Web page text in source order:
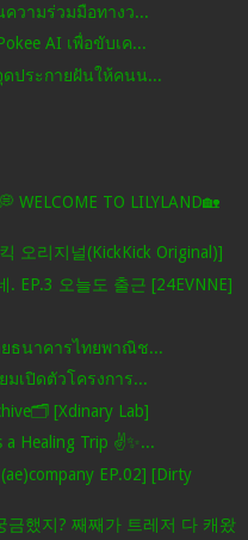
วามร่วมมือทางว...
AI เพื่อขับเค...
ดประกายฝันให้คนน...
WELCOME TO LILYLAND🏡
오리지널(KickKick Original)]
EP.3 오늘도 출근 [24EVNNE]
ยธนาคารไทยพาณิช...
เปิดตัวโครงการ...
[Xdinary Lab]
a Healing Trip ✌✨...
EP.02] [Dirty
했지? 째째가 트레저 다 캐왔